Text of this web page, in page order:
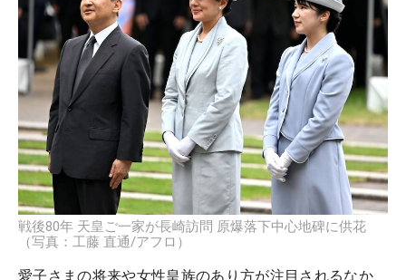
戦後80年 天皇ご一家が長崎訪問 原爆落下中心地碑に供花
（写真：工藤 直通/アフロ）
愛子さまの将来や女性皇族のあり方が注目されるなか、